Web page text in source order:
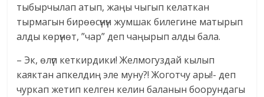
тыбырчылап атып, жаңы чыгып келаткан
тырмагын бирөөсүнүн жумшак билегине матырып
алды көрүнөт, ”чар” деп чаңырып алды бала.
– Эк, өлүп кеткирдики! Желмогуздай кылып
каяктан апкелдиң эле муну?! Жоготчу ары!- деп
чуркап жетип келген келин баланын боорундагы